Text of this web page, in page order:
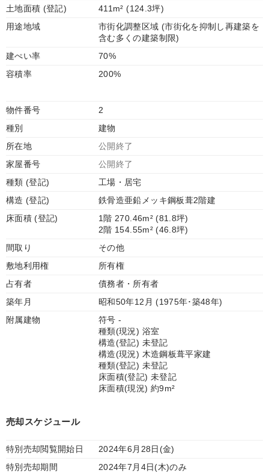
土地面積 (登記)
411m² (124.3坪)
用途地域
市街化調整区域 (市街化を抑制し再建築を
含む多くの建築制限)
建ぺい率
70%
容積率
200%
物件番号
2
種別
建物
所在地
公開終了
家屋番号
公開終了
種類 (登記)
工場・居宅
構造 (登記)
鉄骨造亜鉛メッキ鋼板葺2階建
床面積 (登記)
1階 270.46m² (81.8坪)
2階 154.55m² (46.8坪)
間取り
その他
敷地利用権
所有権
占有者
債務者・所有者
築年月
昭和50年12月 (1975年･築48年)
附属建物
符号 -
種類(現況) 浴室
構造(登記) 未登記
構造(現況) 木造鋼板葺平家建
種類(登記) 未登記
床面積(登記) 未登記
床面積(現況) 約9m²
売却スケジュール
特別売却閲覧開始日
2024年6月28日(金)
特別売却期間
2024年7月4日(木)のみ